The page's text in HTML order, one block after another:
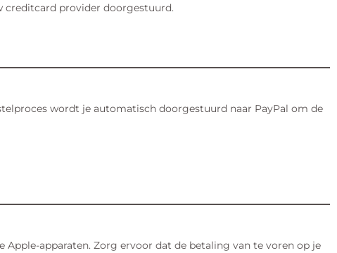
creditcard provider doorgestuurd.
wordt je automatisch doorgestuurd naar PayPal om de
Apple-apparaten. Zorg ervoor dat de betaling van te voren op je